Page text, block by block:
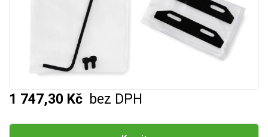
1 747,30 Kč bez DPH